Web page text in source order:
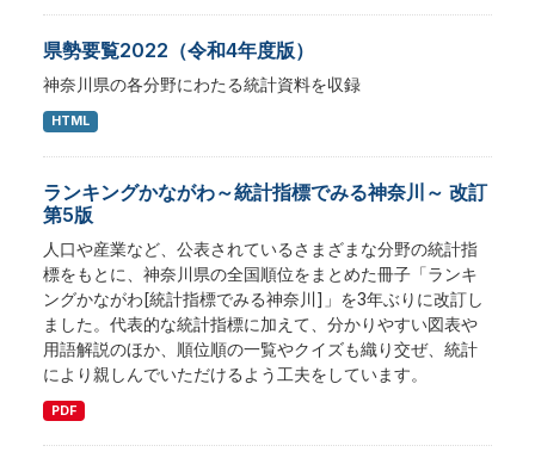
県勢要覧2022（令和4年度版）
神奈川県の各分野にわたる統計資料を収録
HTML
ランキングかながわ～統計指標でみる神奈川～ 改訂
第5版
人口や産業など、公表されているさまざまな分野の統計指
標をもとに、神奈川県の全国順位をまとめた冊子「ランキ
ングかながわ[統計指標でみる神奈川]」を3年ぶりに改訂し
ました。代表的な統計指標に加えて、分かりやすい図表や
用語解説のほか、順位順の一覧やクイズも織り交ぜ、統計
により親しんでいただけるよう工夫をしています。
PDF